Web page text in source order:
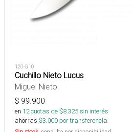
120-G10
Cuchillo Nieto Lucus
Miguel Nieto
$ 99.900
en 12cuotas de $8.325sin interés
ahorras $3.000 por transferencia.